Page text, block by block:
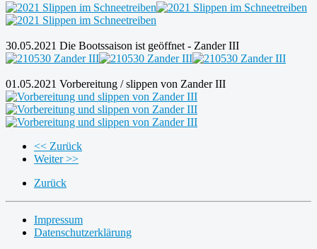
30.05.2021 Die Bootssaison ist geöffnet - Zander III
01.05.2021 Vorbereitung / slippen von Zander III
<< Zurück
Weiter >>
Zurück
Impressum
Datenschutzerklärung